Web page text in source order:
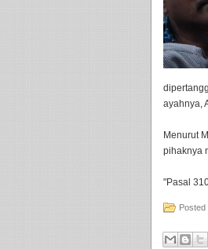
ayahnya,
Menurut
pihaknya
"Pasal
Posted